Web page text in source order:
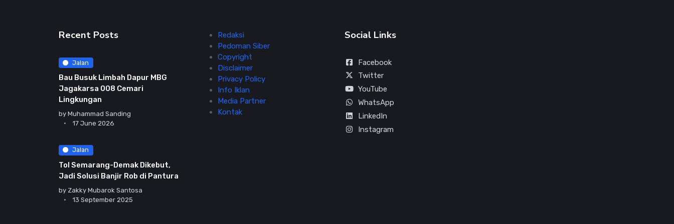
Recent Posts
Jalan
Bau Busuk Limbah Dapur MBG
Jagakarsa 008 Cemari
Lingkungan
by Muhammad Sanding
17 June 2026
Jalan
Tol Semarang-Demak Dikebut,
Jadi Solusi Banjir Rob di Pantura
by Zakky Mubarok Santosa
13 September 2025
Redaksi
Pedoman Siber
Copyright
Disclaimer
Privacy Policy
Info Iklan
Media Partner
Kontak
Social Links
Facebook
Twitter
YouTube
WhatsApp
LinkedIn
Instagram